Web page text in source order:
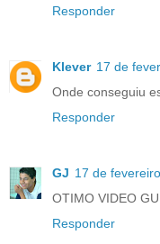
Responder
Klever 17 de
Onde conseguiu
Responder
GJ 17 de
OTIMO VIDEO
Responder